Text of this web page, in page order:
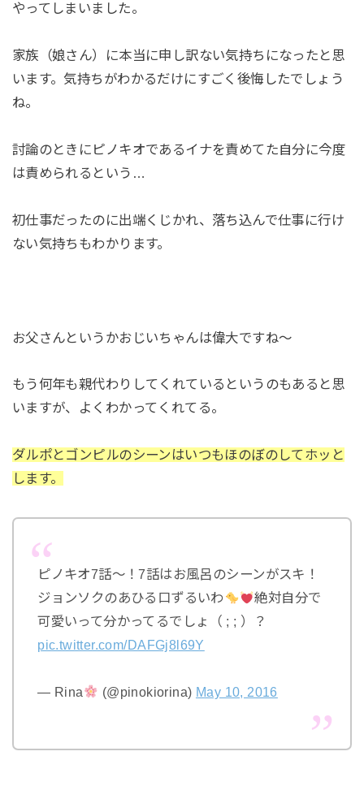
やってしまいました。
家族（娘さん）に本当に申し訳ない気持ちになったと思
います。気持ちがわかるだけにすごく後悔したでしょう
ね。
討論のときにピノキオであるイナを責めてた自分に今度
は責められるという…
初仕事だったのに出端くじかれ、落ち込んで仕事に行け
ない気持ちもわかります。
お父さんというかおじいちゃんは偉大ですね～
もう何年も親代わりしてくれているというのもあると思
いますが、よくわかってくれてる。
ダルポとゴンピルのシーンはいつもほのぼのしてホッと
します。
ピノキオ7話〜！7話はお風呂のシーンがスキ！
ジョンソクのあひる口ずるいわ
絶対自分で
可愛いって分かってるでしょ（ ; ; ）？
pic.twitter.com/DAFGj8l69Y
— Rina (@pinokiorina) May 10, 2016